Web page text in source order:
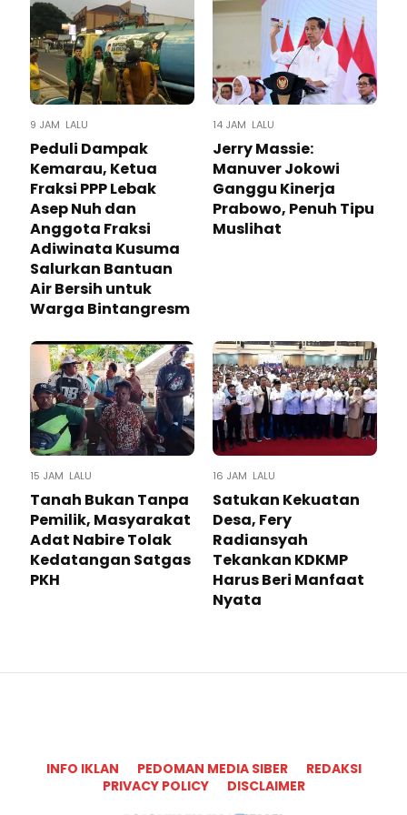
9 JAM LALU
Peduli Dampak
Kemarau, Ketua
Fraksi PPP Lebak
Asep Nuh dan
Anggota Fraksi
Adiwinata Kusuma
Salurkan Bantuan
Air Bersih untuk
Warga Bintangresm
14 JAM LALU
Jerry Massie:
Manuver Jokowi
Ganggu Kinerja
Prabowo, Penuh Tipu
Muslihat
15 JAM LALU
Tanah Bukan Tanpa
Pemilik, Masyarakat
Adat Nabire Tolak
Kedatangan Satgas
PKH
16 JAM LALU
Satukan Kekuatan
Desa, Fery
Radiansyah
Tekankan KDKMP
Harus Beri Manfaat
Nyata
INFO IKLAN PEDOMAN MEDIA SIBER
REDAKSI
PRIVACY POLICY
DISCLAIMER